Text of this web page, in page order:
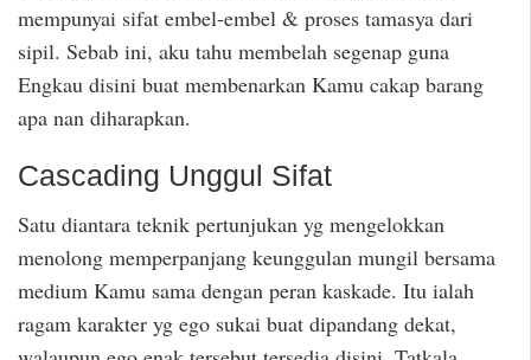
mempunyai sifat embel-embel & proses tamasya dari
sipil. Sebab ini, aku tahu membelah segenap guna
Engkau disini buat membenarkan Kamu cakap barang
apa nan diharapkan.
Cascading Unggul Sifat
Satu diantara teknik pertunjukan yg mengelokkan
menolong memperpanjang keunggulan mungil bersama
medium Kamu sama dengan peran kaskade. Itu ialah
ragam karakter yg ego sukai buat dipandang dekat,